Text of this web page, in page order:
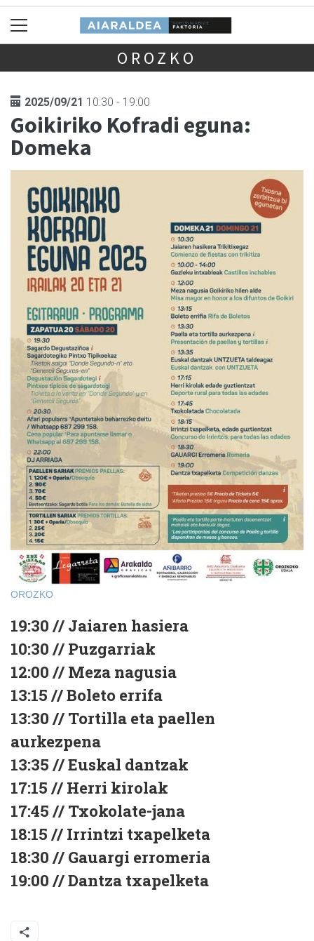
OROZKO
2025/09/21 10:30 - 19:00
Goikiriko Kofradi eguna:
Domeka
OROZKO
19:30 // Jaiaren hasiera
10:30 // Puzgarriak
12:00 // Meza nagusia
13:15 // Boleto errifa
13:30 // Tortilla eta paellen
aurkezpena
13:35 // Euskal dantzak
17:15 // Herri kirolak
17:45 // Txokolate-jana
18:15 // Irrintzi txapelketa
18:30 // Gauargi erromeria
19:00 // Dantza txapelketa